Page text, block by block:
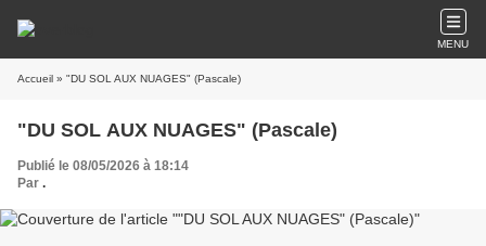
MENU
Accueil » "DU SOL AUX NUAGES" (Pascale)
"DU SOL AUX NUAGES" (Pascale)
Publié le 08/05/2026 à 18:14
Par .